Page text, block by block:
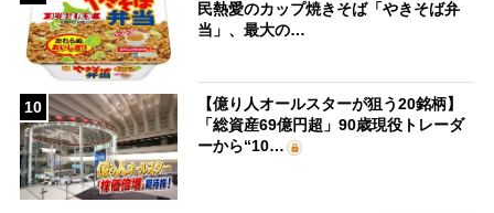
民熱愛のカップ焼きそば「やきそば弁
当」、最大の…
10
【億り人オールスターが狙う20銘柄】
「総資産69億円超」90歳現役トレーダ
ーから“10…